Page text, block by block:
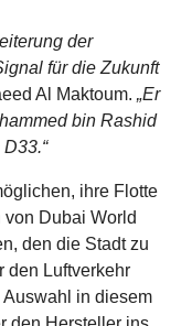
der
für die Zukunft
Al Maktoum. „Er
bin Rashid
ihre Flotte
Dubai World
den die Stadt zu
den Luftverkehr
in diesem